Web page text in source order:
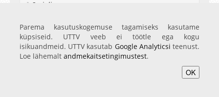
Socialia
Realia et naturalia
Ülikoolist veel
Parema kasutuskogemuse tagamiseks kasutame
küpsiseid. UTTV veeb ei töötle ega kogu
isikuandmeid. UTTV kasutab Google Analyticsi teenust.
Loe lähemalt andmekaitsetingimustest.
OK